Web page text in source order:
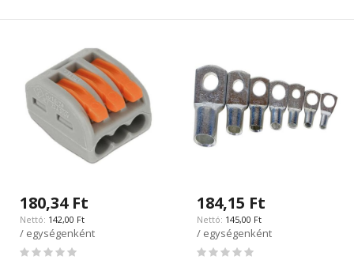
180,34 Ft
142,00 Ft
/ egységenként
Rating:
184,15 Ft
145,00 Ft
/ egységenként
Rating: